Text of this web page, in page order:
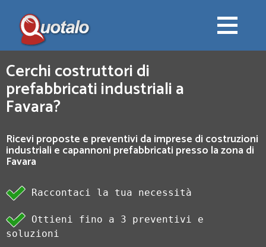
Cerchi costruttori di
prefabbricati industriali a
Favara?
Ricevi proposte e preventivi da imprese di costruzioni
industriali e capannoni prefabbricati presso la zona di
Favara
Raccontaci la tua necessità
Ottieni fino a 3 preventivi e
soluzioni